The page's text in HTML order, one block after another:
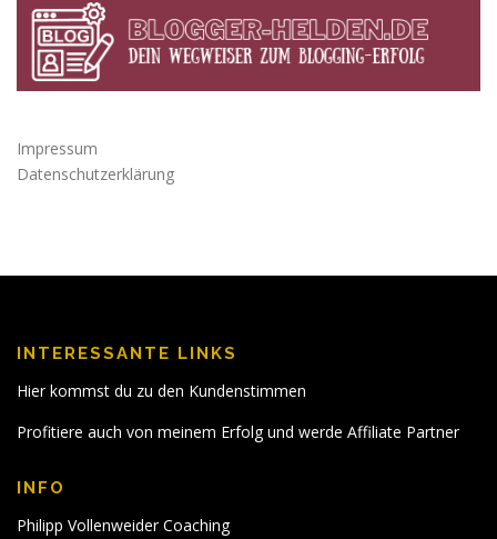
Impressum
Datenschutzerklärung
INTERESSANTE LINKS
Hier kommst du zu den Kundenstimmen
Profitiere auch von meinem Erfolg und werde Affiliate Partner
INFO
Philipp Vollenweider Coaching